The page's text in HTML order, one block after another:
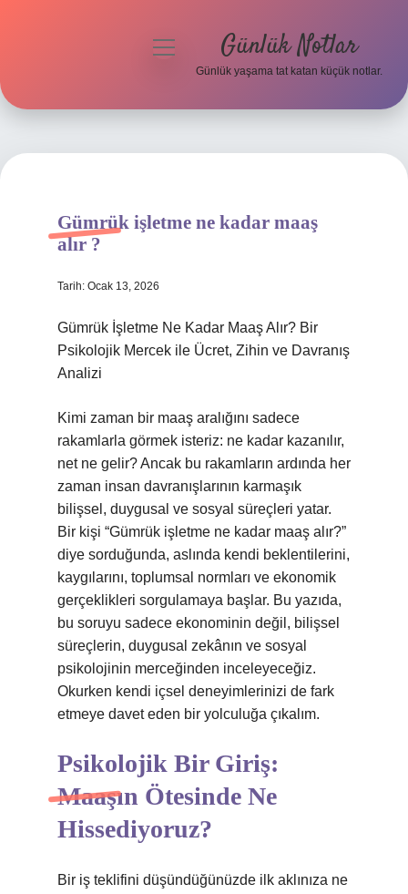
Hakkımızda
menüyü
Günlük Notlar
Günlük yaşama tat katan küçük notlar.
Gümrük işletme ne kadar maaş
alır ?
Tarih: Ocak 13, 2026
Gümrük İşletme Ne Kadar Maaş Alır? Bir
Psikolojik Mercek ile Ücret, Zihin ve Davranış
Analizi
Kimi zaman bir maaş aralığını sadece
rakamlarla görmek isteriz: ne kadar kazanılır,
net ne gelir? Ancak bu rakamların ardında her
zaman insan davranışlarının karmaşık
bilişsel, duygusal ve sosyal süreçleri yatar.
Bir kişi “Gümrük işletme ne kadar maaş alır?”
diye sorduğunda, aslında kendi beklentilerini,
kaygılarını, toplumsal normları ve ekonomik
gerçeklikleri sorgulamaya başlar. Bu yazıda,
bu soruyu sadece ekonominin değil, bilişsel
süreçlerin, duygusal zekânın ve sosyal
psikolojinin merceğinden inceleyeceğiz.
Okurken kendi içsel deneyimlerinizi de fark
etmeye davet eden bir yolculuğa çıkalım.
Psikolojik Bir Giriş:
Maaşın Ötesinde Ne
Hissediyoruz?
Bir iş teklifini düşündüğünüzde ilk aklınıza ne